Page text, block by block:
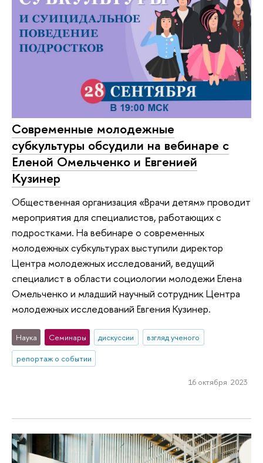
Современные молодежные
субкультуры обсудили на вебинаре с
Еленой Омельченко и Евгенией
Кузинер
Общественная организация «Врачи детям» проводит
мероприятия для специалистов, работающих с
подростками. На вебинаре о современных
молодежных субкультурах выступили директор
Центра молодежных исследований, ведущий
специалист в области социологии молодежи Елена
Омельченко и младший научный сотрудник Центра
молодежных исследований Евгения Кузинер.
Наука Семинары дискуссии
взгляд ученого
репортаж о событии
16 октября 2023